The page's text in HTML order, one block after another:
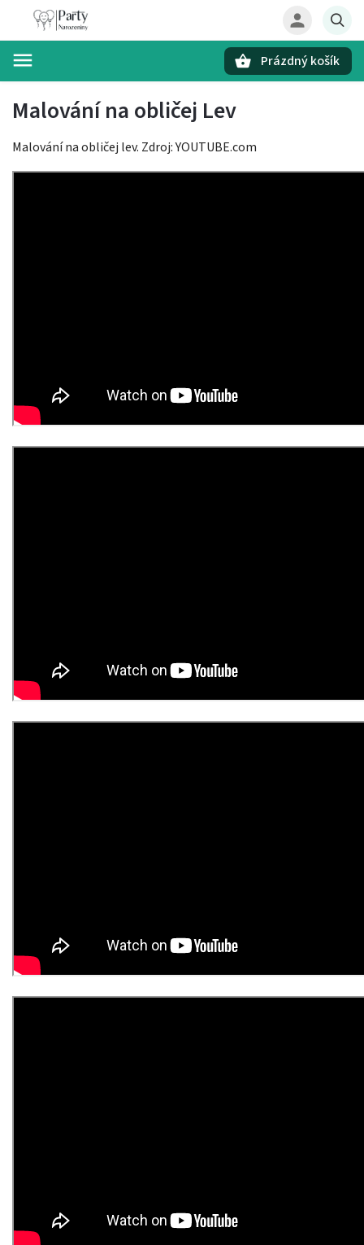
Prázdný košík
Malování na obličej Lev
Malování na obličej lev. Zdroj: YOUTUBE.com